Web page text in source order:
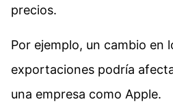
precios.
Por ejemplo, un cambio en
exportaciones podría
una empresa como Apple.